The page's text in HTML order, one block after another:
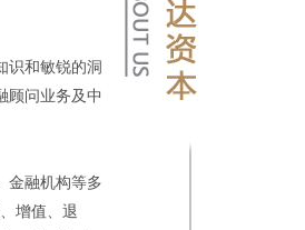
识和敏锐的洞
顾问业务及中
金融机构等多
增值、退